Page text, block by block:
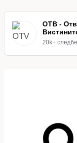
ОТВ -
20k+